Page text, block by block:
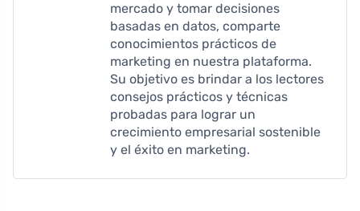
mercado y tomar decisiones
basadas en datos, comparte
conocimientos prácticos de
marketing en nuestra plataforma.
Su objetivo es brindar a los lectores
consejos prácticos y técnicas
probadas para lograr un
crecimiento empresarial sostenible
y el éxito en marketing.